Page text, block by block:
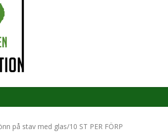
på stav med glas/10 ST PER FÖRP